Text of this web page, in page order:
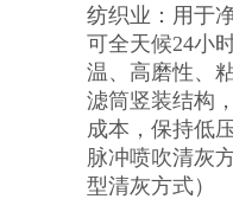
纺织业：用于
可全天候24小
温、高磨性、
滤筒竖装结构
成本，保持低
脉冲喷吹清灰
型清灰方式）